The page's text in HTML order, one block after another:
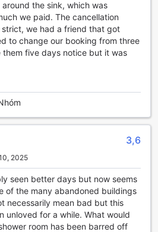
chỗ. Bên cạnh đó, dịch vụ dọn
cung cấp, đảm bảo sự sạch
gian nghỉ ngơi của du khách.
tiện này, Kinugawa Onsen
lựa chọn lý tưởng cho du khách
mái và tiện lợi tại Nikko, Nhật
Onsen Kashobou
Kashobou Fukumatsu tọa lạc
cấp nhiều tiện ích vận chuyển để
khách. Khách sạn có bãi đậu xe
dàng di chuyển và lưu trữ xe của
tại đây hoàn toàn miễn phí, giúp
hàng.
Onsen Kashobou Fukumatsu
the sink, which was
we paid. The cancellation
we had a friend that got
to change our booking from three
five days notice but it was
3,6
2025
seen better days but now seems
of the many abandoned buildings
necessarily mean bad but this
unloved for a while. What would
room has been barred off